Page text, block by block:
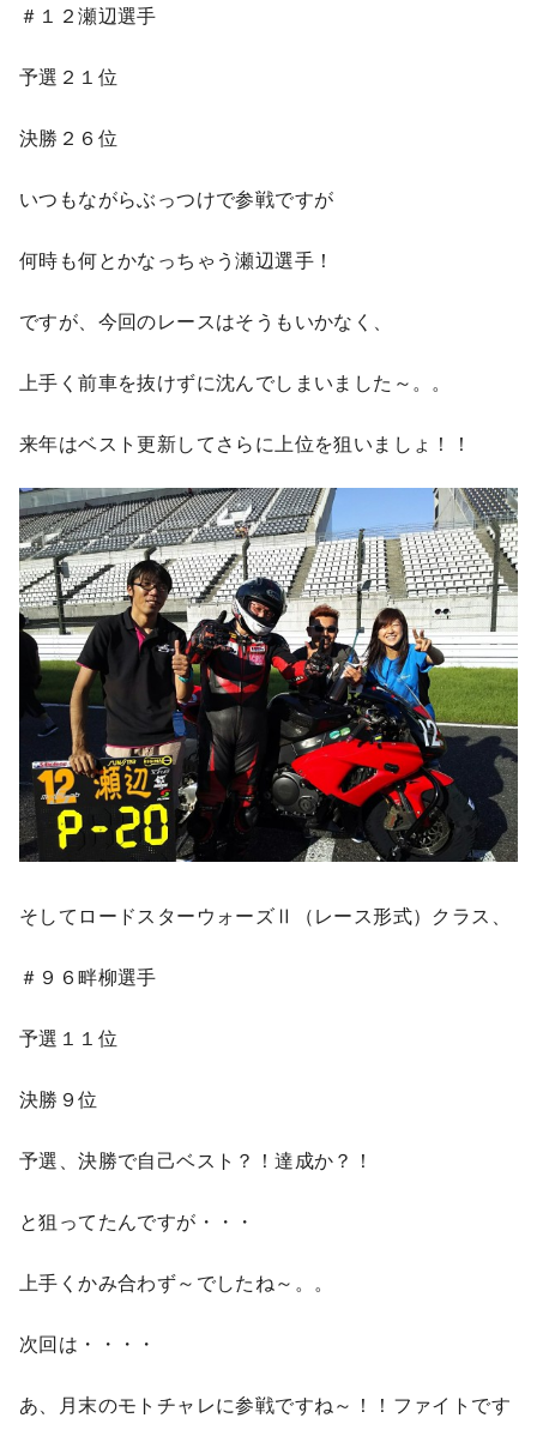
＃１２瀬辺選手
予選２１位
決勝２６位
いつもながらぶっつけで参戦ですが
何時も何とかなっちゃう瀬辺選手！
ですが、今回のレースはそうもいかなく、
上手く前車を抜けずに沈んでしまいました～。。
来年はベスト更新してさらに上位を狙いましょ！！
そしてロードスターウォーズⅡ（レース形式）クラス、
＃９６畔柳選手
予選１１位
決勝９位
予選、決勝で自己ベスト？！達成か？！
と狙ってたんですが・・・
上手くかみ合わず～でしたね～。。
次回は・・・・
あ、月末のモトチャレに参戦ですね～！！ファイトです